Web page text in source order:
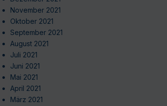
November 2021
Oktober 2021
September 2021
August 2021
Juli 2021
Juni 2021
Mai 2021
April 2021
März 2021